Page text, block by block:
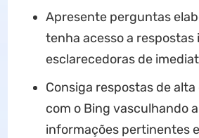
Apresente perguntas
tenha acesso a
esclarecedoras de
Consiga respostas de
com o Bing vasculhando
informações pertinentes